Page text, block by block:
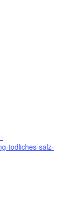
todliches-salz-